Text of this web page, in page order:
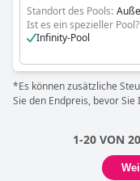
Standort des Pools:
Ist es ein spezieller Pool?
Infinity-Pool
*Es können zusätzliche
Sie den Endpreis, bevor
1-20 VON